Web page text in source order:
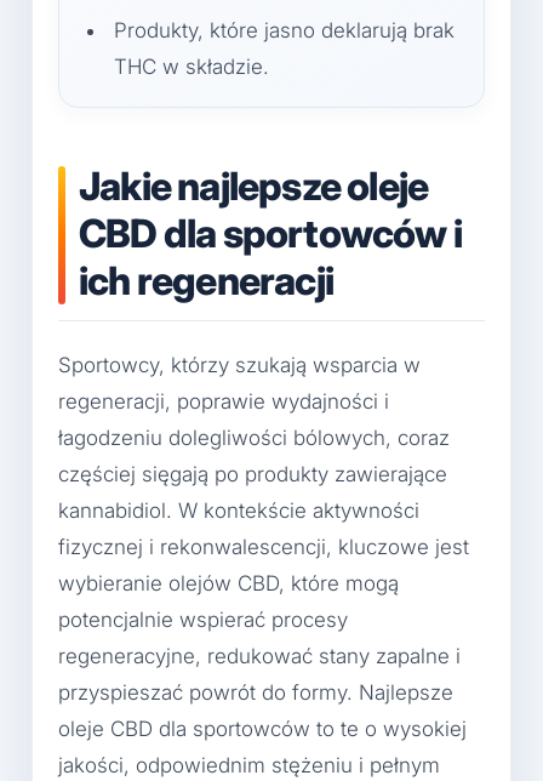
Produkty, które jasno deklarują brak
THC w składzie.
Jakie najlepsze oleje
CBD dla sportowców i
ich regeneracji
Sportowcy, którzy szukają wsparcia w
regeneracji, poprawie wydajności i
łagodzeniu dolegliwości bólowych, coraz
częściej sięgają po produkty zawierające
kannabidiol. W kontekście aktywności
fizycznej i rekonwalescencji, kluczowe jest
wybieranie olejów CBD, które mogą
potencjalnie wspierać procesy
regeneracyjne, redukować stany zapalne i
przyspieszać powrót do formy. Najlepsze
oleje CBD dla sportowców to te o wysokiej
jakości, odpowiednim stężeniu i pełnym